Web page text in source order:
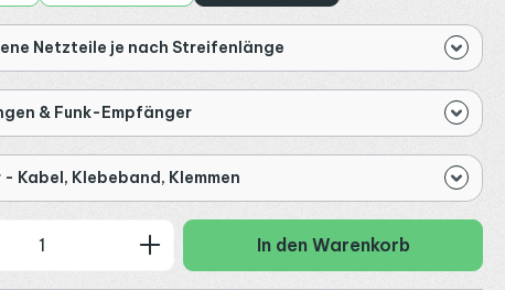
Netzteile je nach Streifenlänge
& Funk-Empfänger
Kabel, Klebeband, Klemmen
Anzahl: Gib den gewünschten Wert
In den Warenkorb